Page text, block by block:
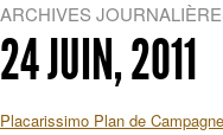
ARCHIVES
24 JUIN, 2011
Placarissimo Plan de